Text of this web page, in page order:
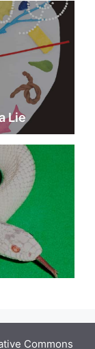
Lie
Commons